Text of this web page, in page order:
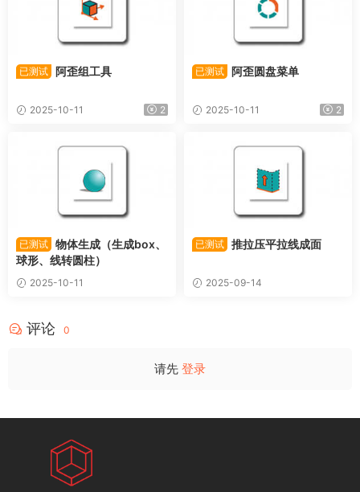
已测试 阿歪组工具
2025-10-11 2
已测试 阿歪圆盘菜单
2025-10-11 2
已测试 物体生成（生成box、
球形、线转圆柱）
2025-10-11
已测试 推拉压平拉线成面
2025-09-14
评论 0
请先 登录